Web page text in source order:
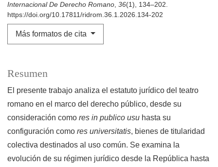
Internacional De Derecho Romano, 36(1), 134–202.
https://doi.org/10.17811/ridrom.36.1.2026.134-202
Más formatos de cita
Resumen
El presente trabajo analiza el estatuto jurídico del teatro
romano en el marco del derecho público, desde su
consideración como res in publico usu hasta su
configuración como res universitatis, bienes de titularidad
colectiva destinados al uso común. Se examina la
evolución de su régimen jurídico desde la República hasta